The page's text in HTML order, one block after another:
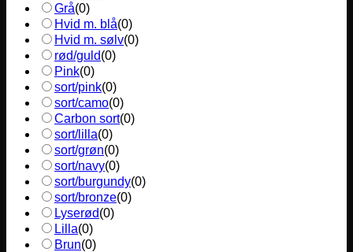
Grå(0)
Hvid m. blå(0)
Hvid m. sølv(0)
rød/guld(0)
Pink(0)
sort/pink(0)
sort/camo(0)
Carbon sort(0)
sort/lilla(0)
sort/grøn(0)
sort/navy(0)
sort/burgundy(0)
sort/bronze(0)
Lyserød(0)
Lilla(0)
Brun(0)